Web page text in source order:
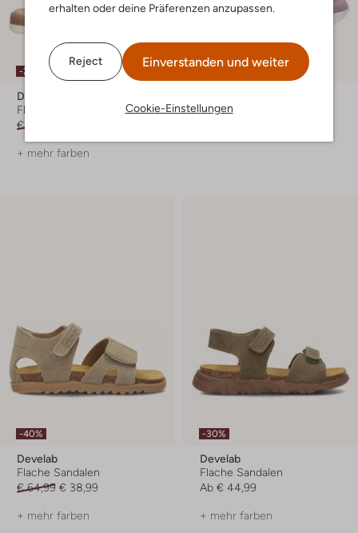
erhalten oder deine Präferenzen anzupassen.
Reject Einverstanden und weiter
Cookie-Einstellungen
-20%
Develab
Flache Sandalen
€ 79,99
+ mehr farben
Sneaker Low
-40%
Develab
Flache Sandalen
€ 64,99 € 38,99
+ mehr farben
-30%
Develab
Flache Sandalen
Ab € 44,99
+ mehr farben